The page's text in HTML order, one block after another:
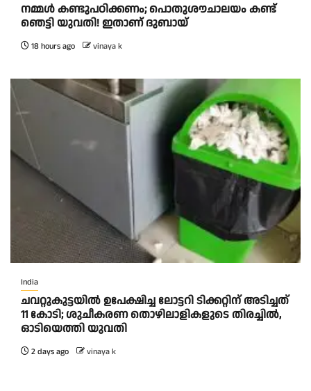
നമ്മൾ കണ്ടുപഠിക്കണം; പൊതുശൗചാലയം കണ്ട്
ഞെട്ടി യുവതി! ഇതാണ് ദുബായ്
18 hours ago vinaya k
India
ചവറ്റുകുട്ടയിൽ ഉപേക്ഷിച്ച ലോട്ടറി ടിക്കറ്റിന് അടിച്ചത്
11 കോടി; ശുചീകരണ തൊഴിലാളികളുടെ തിരച്ചിൽ,
ഓടിയെത്തി യുവതി
2 days ago vinaya k